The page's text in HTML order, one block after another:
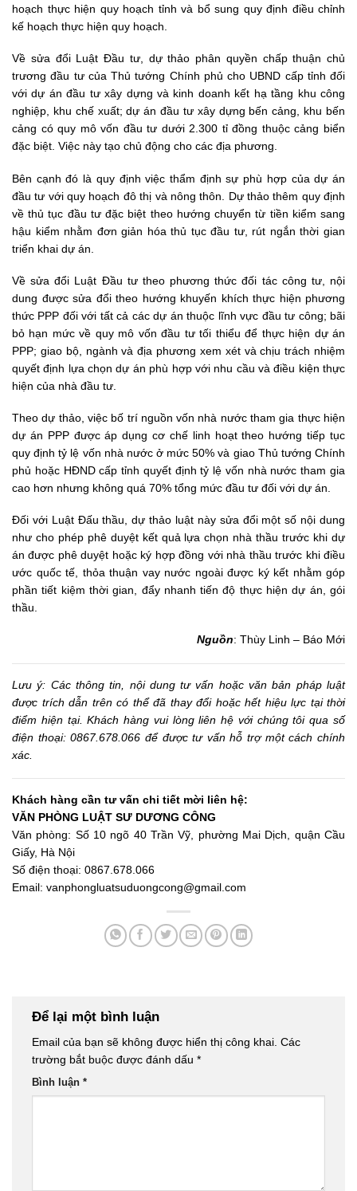
hoạch thực hiện quy hoạch tỉnh và bổ sung quy định điều chỉnh
kế hoạch thực hiện quy hoạch.
Về sửa đổi Luật Đầu tư, dự thảo phân quyền chấp thuận chủ
trương đầu tư của Thủ tướng Chính phủ cho UBND cấp tỉnh đối
với dự án đầu tư xây dựng và kinh doanh kết hạ tầng khu công
nghiệp, khu chế xuất; dự án đầu tư xây dựng bến cảng, khu bến
cảng có quy mô vốn đầu tư dưới 2.300 tỉ đồng thuộc cảng biển
đặc biệt. Việc này tạo chủ động cho các địa phương.
Bên cạnh đó là quy định việc thẩm định sự phù hợp của dự án
đầu tư với quy hoạch đô thị và nông thôn. Dự thảo thêm quy định
về thủ tục đầu tư đặc biệt theo hướng chuyển từ tiền kiểm sang
hậu kiểm nhằm đơn giản hóa thủ tục đầu tư, rút ngắn thời gian
triển khai dự án.
Về sửa đổi Luật Đầu tư theo phương thức đối tác công tư, nội
dung được sửa đổi theo hướng khuyến khích thực hiện phương
thức PPP đối với tất cả các dự án thuộc lĩnh vực đầu tư công; bãi
bỏ hạn mức về quy mô vốn đầu tư tối thiểu để thực hiện dự án
PPP; giao bộ, ngành và địa phương xem xét và chịu trách nhiệm
quyết định lựa chọn dự án phù hợp với nhu cầu và điều kiện thực
hiện của nhà đầu tư.
Theo dự thảo, việc bố trí nguồn vốn nhà nước tham gia thực hiện
dự án PPP được áp dụng cơ chế linh hoạt theo hướng tiếp tục
quy định tỷ lệ vốn nhà nước ở mức 50% và giao Thủ tướng Chính
phủ hoặc HĐND cấp tỉnh quyết định tỷ lệ vốn nhà nước tham gia
cao hơn nhưng không quá 70% tổng mức đầu tư đối với dự án.
Đối với Luật Đấu thầu, dự thảo luật này sửa đổi một số nội dung
như cho phép phê duyệt kết quả lựa chọn nhà thầu trước khi dự
án được phê duyệt hoặc ký hợp đồng với nhà thầu trước khi điều
ước quốc tế, thỏa thuận vay nước ngoài được ký kết nhằm góp
phần tiết kiệm thời gian, đẩy nhanh tiến độ thực hiện dự án, gói
thầu.
Nguồn: Thùy Linh – Báo Mới
Lưu ý: Cácthông tin,
nội dung tư vấn hoặc văn bản pháp luật
được trích dẫn trên có thể đã thay đổi hoặc hết hiệu lực tại thời
điểm hiện tại. Khách hàng vui lòng liên hệ với chúng tôi qua số
điện thoại: 0867.678.066 để được tư vấn hỗ trợ một cách chính
xác.
Khách hàng cần tư vấn chi tiết mời liên hệ:
VĂN PHÒNG LUẬT SƯ DƯƠNG CÔNG
Văn phòng: Số 10 ngõ 40 Trần Vỹ, phường Mai Dịch, quận Cầu
Giấy, Hà Nội
Số điện thoại: 0867.678.066
Email: vanphongluatsuduongcong@gmail.com
Để lại một bình luận
Email của bạn sẽ không được hiển thị công khai. Các
trường bắt buộc được đánh dấu *
Bình luận *